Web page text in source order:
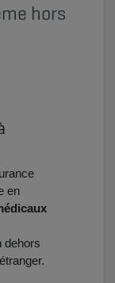
hors
en
dehors